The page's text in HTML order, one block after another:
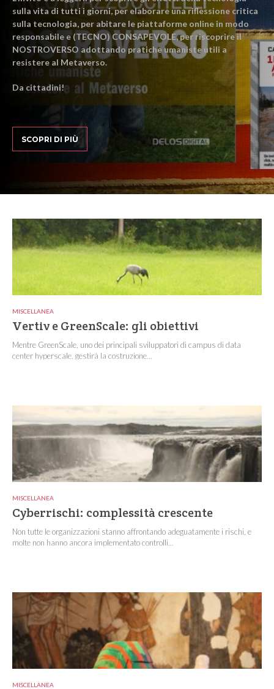
sulla vita di tutti i giorni, per elaborare una riflessione critica
sulla tecnologia, per abitare le piattaforme online in modo
responsabile e (TECNO) CONSAPEVOLE, per riscoprire il
NOSTROVERSO adottando pratiche umaniste utili a
resistere al Metaverso.
Da cittadini!
SCOPRI DI PIÙ
MISCELLANEA
Vertiv e GreenScale: gli obiettivi
Mentre GreenScale, uno dei principali sviluppatori di campus di data
center hyperscale, gestirà la costruzione...
MISCELLANEA
Cyberrischi: complessità crescente
Non tutte le organizzazioni stanno affrontando adeguatamente i rischi, e
molte non hanno ancora implementato controlli...
MISCELLANEA